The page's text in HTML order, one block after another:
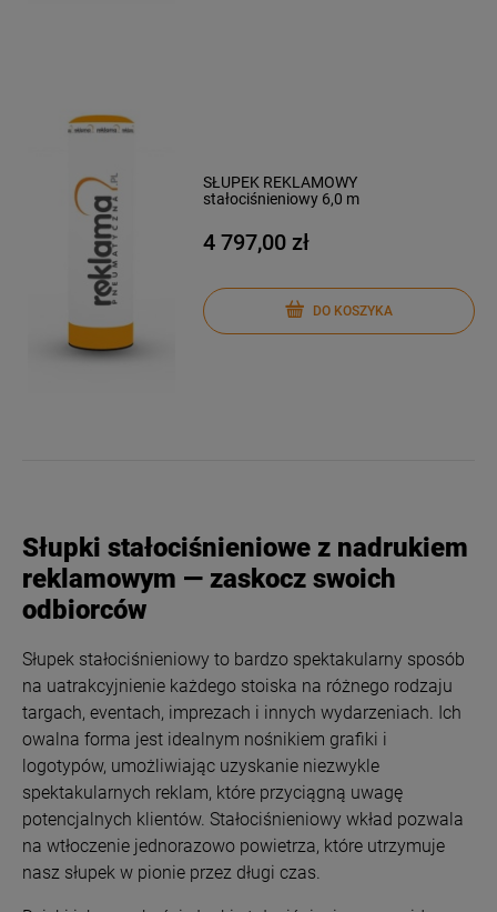
SŁUPEK REKLAMOWY
stałociśnieniowy 6,0 m
4 797,00 zł
DO KOSZYKA
Słupki stałociśnieniowe z nadrukiem
reklamowym — zaskocz swoich
odbiorców
Słupek stałociśnieniowy to bardzo spektakularny sposób
na uatrakcyjnienie każdego stoiska na różnego rodzaju
targach, eventach, imprezach i innych wydarzeniach. Ich
owalna forma jest idealnym nośnikiem grafiki i
logotypów, umożliwiając uzyskanie niezwykle
spektakularnych reklam, które przyciągną uwagę
potencjalnych klientów. Stałociśnieniowy wkład pozwala
na wtłoczenie jednorazowo powietrza, które utrzymuje
nasz słupek w pionie przez długi czas.